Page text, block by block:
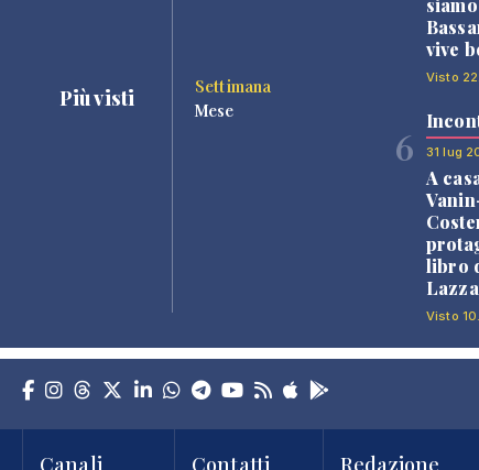
Più visti
Settimana
Mese
vive
Visto
6 31 lug
A
libro
Visto
Canali Contatti Redazione